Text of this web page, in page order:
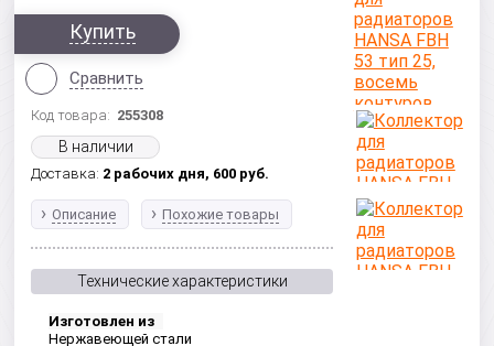
Купить
Сравнить
Код товара: 255308
В наличии
Доставка: 2 рабочих дня, 600 руб.
Описание Похожие товары
Технические характеристики
Изготовлен из
Нержавеющей стали